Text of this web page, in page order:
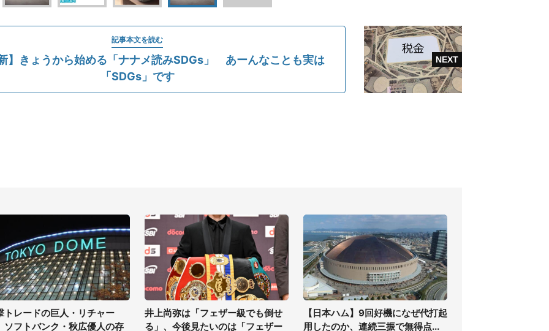
記事本文を読む
】きょうから始める「ナナメ読みSDGs」 あーんなことも実は
「SDGs」です
トレードの巨人・リチャー
ソフトバンク・秋広優人の存
井上尚弥は「フェザー級でも倒せ
る」、今後見たいのは「フェザー
【日本ハム】9回好機になぜ代打起
用したのか、連続三振で無得点...